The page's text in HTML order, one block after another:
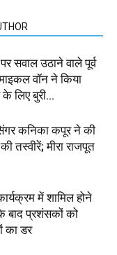
सवाल उठाने वाले पूर्व
वॉन ने किया
के लिए बुरी...
कनिका कपूर ने की
तस्वीरें; मीरा राजपूत
में शामिल होने
बाद प्रशंसकों को
का डर